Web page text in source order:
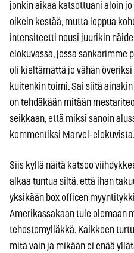
jonkin aikaa katsottuani aloin
oikein kestää, mutta loppua
intensiteetti nousi juurikin
elokuvassa, jossa sankarimme
oli kieltämättä jo vähän
kuitenkin toimi. Sai siitä
on tehdäkään mitään
seikkaan, että miksi sanoin
kommentiksi Marvel-
Siis kyllä näitä katsoo
alkaa tuntua siltä, että ihan
yksikään box officen
Amerikassakaan tule olemaan
tehostemylläkkä. Kaikkeen
mitä vain ja mikään ei enää